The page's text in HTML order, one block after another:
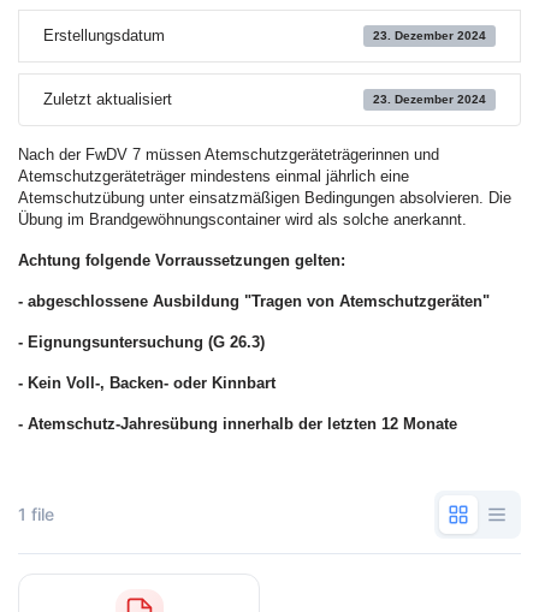
Erstellungsdatum 23. Dezember 2024
Zuletzt aktualisiert 23. Dezember 2024
Nach der FwDV 7 müssen Atemschutzgeräteträgerinnen und
Atemschutzgeräteträger mindestens einmal jährlich eine
Atemschutzübung unter einsatzmäßigen Bedingungen absolvieren. Die
Übung im Brandgewöhnungscontainer wird als solche anerkannt.
Achtung folgende Vorraussetzungen gelten:
- abgeschlossene Ausbildung "Tragen von Atemschutzgeräten"
- Eignungsuntersuchung (G 26.3)
- Kein Voll-, Backen- oder Kinnbart
- Atemschutz-Jahresübung innerhalb der letzten 12 Monate
1 file